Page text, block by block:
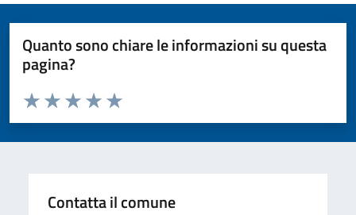
Quanto sono chiare le informazioni su questa
pagina?
Valuta da 1 a 5 stelle la pagina
Valuta 5 stelle su 5
Valuta 4 stelle su 5
Valuta 3 stelle su 5
Valuta 2 stelle su 5
Valuta 1 stelle su 5
Contatta il comune